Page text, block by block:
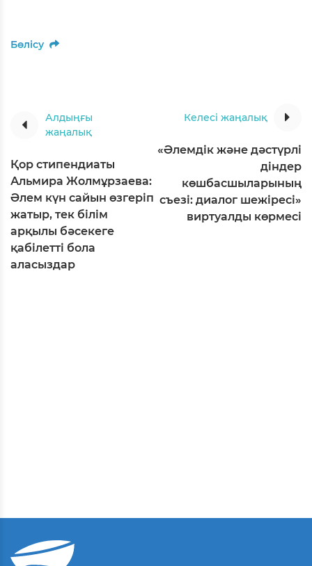
Бөлісу
Алдыңғы
жаңалық
Қор стипендиаты
Альмира Жолмұрзаева:
Әлем күн сайын өзгеріп
жатыр, тек білім
арқылы бәсекеге
қабілетті бола
аласыздар
Келесі жаңалық
«Әлемдік және дәстүрлі
діндер
көшбасшыларының
съезі: диалог шежіресі»
виртуалды көрмесі